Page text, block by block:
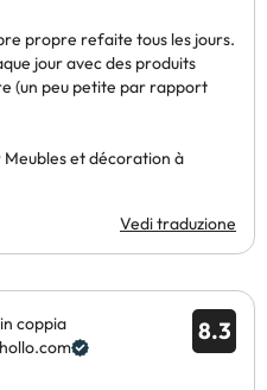
propre refaite tous les jours.
jour avec des produits
(un peu petite par rapport
et décoration à
Vedi traduzione
8.3
coppia